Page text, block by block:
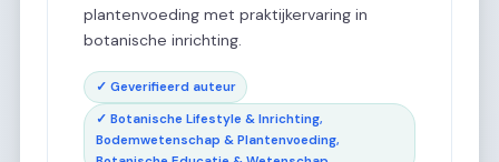
plantenvoeding met praktijkervaring in
botanische inrichting.
✓ Geverifieerd auteur
✓ Botanische Lifestyle & Inrichting,
Bodemwetenschap & Plantenvoeding,